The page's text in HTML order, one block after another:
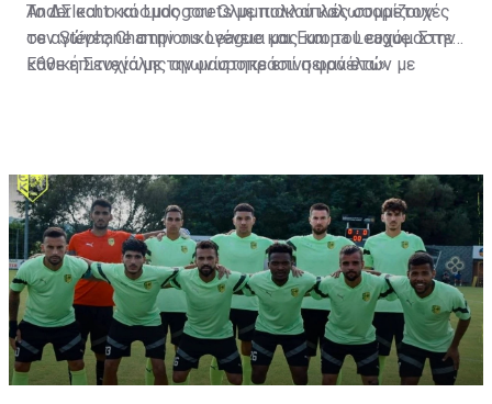
Anderlecht και Ludogorets με πολλαπλές συμμετοχές
σε αγώνες Champions League και Europa League. Στην
Εθνική Σενεγάλης αγωνίστηκε επί σειρά ετών με
άριστη τοποθέτηση σε όλο τον χώρο του κέντρου.
Το ΔΣ και ο κόσμος του Ολυμπιακού καλωσορίζουν
τον Stéphane στην οικογένεια μας και του ευχόμαστε
κάθε επιτυχία με την μαυροπράσινη φανέλα.»